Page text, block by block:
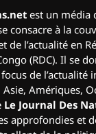
est un média
consacre à la
de l’actualité en
(RDC). Il se
de l’actualité
Amériques,
Le Journal Des
approfondies et